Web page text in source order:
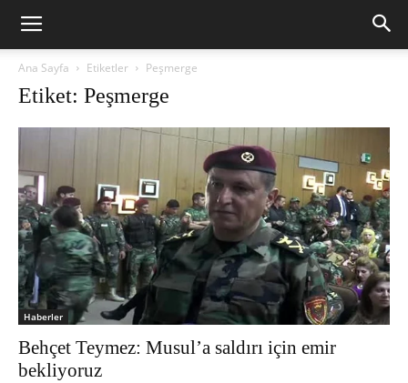
Ana Sayfa Etiketler Peşmerge
Etiket: Peşmerge
Haberler
Behçet Teymez: Musul’a saldırı için emir
bekliyoruz